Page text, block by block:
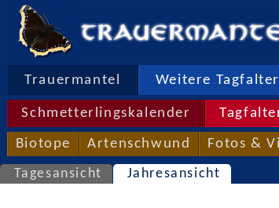
Trauermantel Weitere Tagfalter
Schmetterlingskalender
Biotope Artenschwund Fotos &
Tagesansicht Jahresansicht